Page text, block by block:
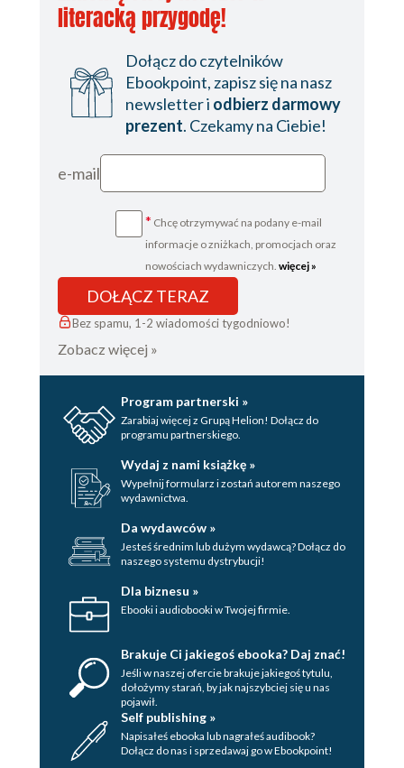
Pete Maravich
Julius Erving
Bob McAdoo
George Gervin
Bill Walton
Moses Malone
Larry Bird
Magic Johnson
Kevin McHale
Isiah Thomas
Dominique Wilkins
Clyde Drexler
Charles Barkley
Michael Jordan
Hakeem Olajuwon
John Stockton
Patrick Ewing
Karl Malone
Dennis Rodman
Reggie Miller
Scottie Pippen
David Robinson
Gary Payton
literacką przygodę!
Dołącz do czytelników
Ebookpoint, zapisz się na nasz
newsletter i odbierz darmowy
prezent. Czekamy na Ciebie!
e-mail
* Chcę otrzymywać na podany e-mail
informacje o zniżkach, promocjach oraz
nowościach wydawniczych. więcej »
DOŁĄCZ TERAZ
Bez spamu, 1-2 wiadomości tygodniowo!
Zobacz więcej »
Program partnerski »
Zarabiaj więcej z Grupą Helion! Dołącz do
programu partnerskiego.
Wydaj z nami książkę »
Wypełnij formularz i zostań autorem naszego
wydawnictwa.
Da wydawców »
Jesteś średnim lub dużym wydawcą? Dołącz do
naszego systemu dystrybucji!
Dla biznesu »
Ebooki i audiobooki w Twojej firmie.
Brakuje Ci jakiegoś ebooka? Daj znać!
Jeśli w naszej ofercie brakuje jakiegoś tytulu,
dołożymy starań, by jak najszybciej się u nas
pojawił.
Self publishing »
Napisałeś ebooka lub nagrałeś audibook?
Dołącz do nas i sprzedawaj go w Ebookpoint!